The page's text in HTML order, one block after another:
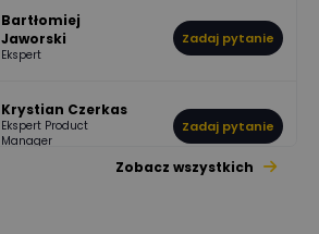
Bartłomiej
Jaworski
Ekspert
Zadaj pytanie
Krystian Czerkas
Ekspert Product
Manager
Zadaj pytanie
Zobacz wszystkich